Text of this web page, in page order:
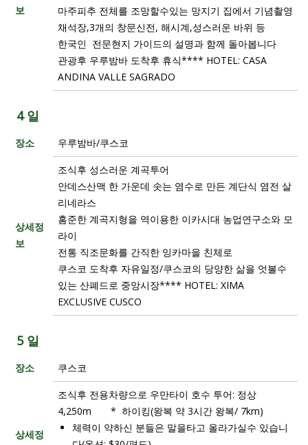
보
마주피추 전체를 조망할수있는 망지기 집에서 기념촬영
채석장,3개의 창문신전, 해시계,성스러운 바위 등
한국인 전문현지 가이드의 설명과 함께 돌아봅니다
관광후 우루밤바 도착후 휴식**** HOTEL: CASA
ANDINA VALLE SAGRADO
4 일
장소 우루밤바/쿠스코
상세정
보
조식후 성스러운 계곡투어
안데스산맥 한 가운데 솟는 염수로 만든 계단식 염전 살
리네라스
홈준한 계곡지형을 역이용한 이카시대 농업연구소와 모
라이
전통 직조문화를 간직한 잉카마을 친체로
쿠스코 도착후 자유일정/쿠스코의 당양한 삶을 엇볼수
있는 산폐드로 중앙시장**** HOTEL: XIMA
EXCLUSIVE CUSCO
5 일
장소 쿠스코
상세정
조식후 전용차량으로 우만타이 호수 투어: 정상
4,250m * 하이킹(왕복 약 3시간 왕복/ 7km)
체력이 약하신 분들은 말을타고 올라가실수 있습니